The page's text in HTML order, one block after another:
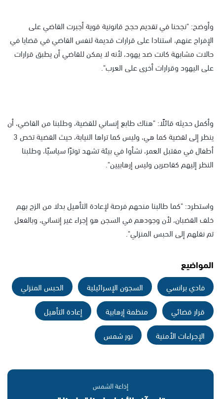
وأوضح: "نجحنا في تقديم حجج قانونية قوية أجبرت القاضي على
الإفراج عنهم، استنادا على قرارات قديمة لنفس القاضي في قضايا في
حالات مشابهة كانت ضد يهود، لأنه لا يمكن للقاضي أن يطبق قرارات
على اليهود وقرارات أخرى على العرب".
وأكمل حديثه قائلًا: "هناك طابع إنساني للقضية، وطلبنا من القاضي، أن
ينظر إلى لقضية كما هي، وليس كما تراها النيابة، حيث القضية تخص 3
أطفال في مقتبل العمر، نشأوا في بيئة تشهد توترًا سياسيًا، وطلبنا
النظر إليهم كقاصرين وليس إرهابيين".
واستطرد: "كما طالبنا منحهم فرصة لإعادة التأهيل بدلا من الزج بهم
خلف القضبان، لأن وجودهم في السجن هو إجراء غير إنساني، وبالفعل
تم نقلهم إلى الحبس المنزلي".
المواضيع
فادي برانسي السجون الإسرائيلية
الحبس المنزلي
قرار قضائي
منظمة إرهابية
إعادة التأهيل
الإجراءات الأمنية
نور شمس
إذاعة الشمس